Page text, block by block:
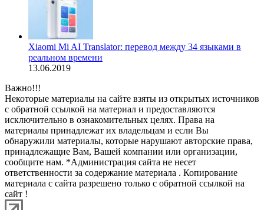
Xiaomi Mi AI Translator: перевод между 34 языками в
реальном времени
13.06.2019
Важно!!!
Некоторые материалы на сайте взяты из открытых источников
с обратной ссылкой на материал и предоставляются
исключительно в ознакомительных целях. Права на
материалы принадлежат их владельцам и если Вы
обнаружили материалы, которые нарушают авторские права,
принадлежащие Вам, Вашей компании или организации,
сообщите нам. *Администрация сайта не несет
ответственности за содержание материала . Копирование
материала с сайта разрешено только с обратной ссылкой на
сайт !